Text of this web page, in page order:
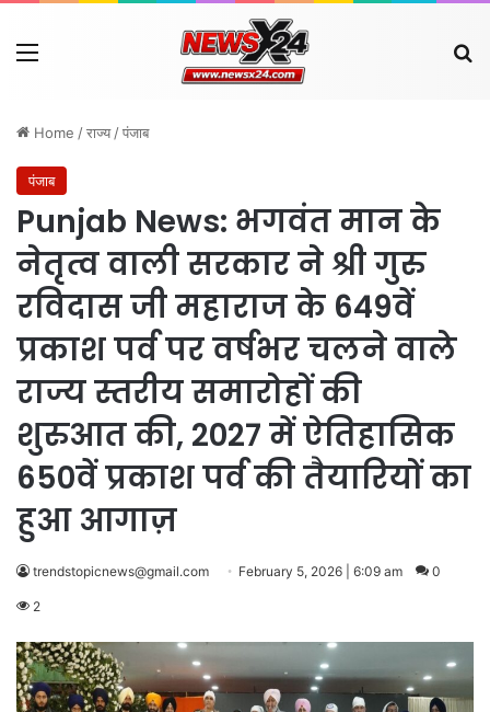
Menu
Home /राज्य /पंजाब
पंजाब
Punjab News: भगवंत मान के
नेतृत्व वाली सरकार ने श्री गुरु
रविदास जी महाराज के 649वें
प्रकाश पर्व पर वर्षभर चलने वाले
राज्य स्तरीय समारोहों की
शुरुआत की, 2027 में ऐतिहासिक
650वें प्रकाश पर्व की तैयारियों का
हुआ आगाज़
trendstopicnews@gmail.com February 5, 2026 | 6:09 am 0
2